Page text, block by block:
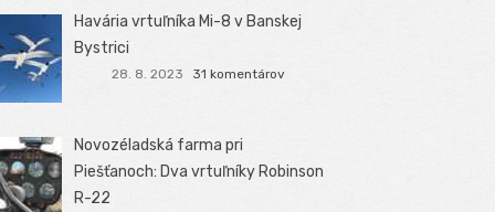
Havária vrtuľníka Mi-8 v Banskej
Bystrici
28. 8. 2023 31 komentárov
Novozéladská farma pri
Piešťanoch: Dva vrtuľníky Robinson
R-22